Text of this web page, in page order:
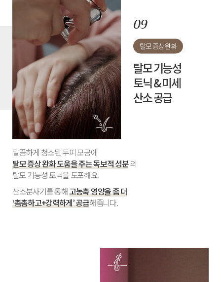
탈모 증상 완화
탈모 기능성
토닉 & 미세
산소 공급
말끔하게 청소된 두피 모공에
탈모 증상 완화 도움을 주는 독보적 성분의
탈모 기능성 토닉을 도포해요.
산소분사기를 통해고농축 영양을 좀 더
‘촘촘하고+강력하게’ 공급해줍니다.